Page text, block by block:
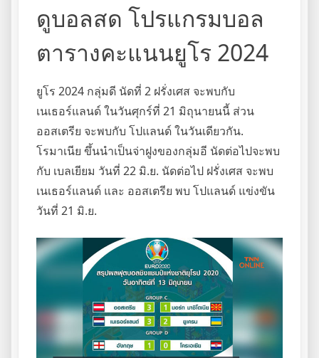
ดูบอลสด โปรแกรมบอล
ตารางคะแนนยูโร 2024
ยูโร 2024 กลุ่มดี นัดที่ 2 ฝรั่งเศส จะพบกับ
เนเธอร์แลนด์ ในวันศุกร์ที่ 21 มิถุนายนนี้ ส่วน
ออสเตรีย จะพบกับ โปแลนด์ ในวันเดียวกัน.
โรมาเนีย ขึ้นนำเป็นจ่าฝูงของกลุ่มอี นัดต่อไปจะพบ
กับ เบลเยียม วันที่ 22 มิ.ย. นัดต่อไป ฝรั่งเศส จะพบ
เนเธอร์แลนด์ และ ออสเตรีย พบ โปแลนด์ แข่งขัน
วันที่ 21 มิ.ย.